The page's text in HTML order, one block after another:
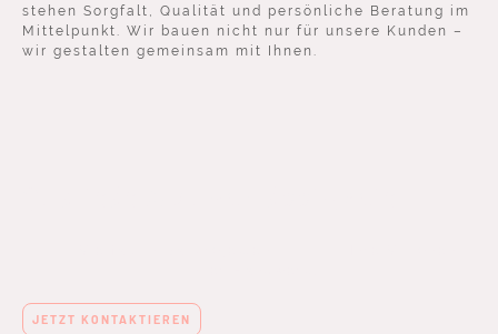
stehen Sorgfalt, Qualität und persönliche Beratung im
Mittelpunkt. Wir bauen nicht nur für unsere Kunden –
wir gestalten gemeinsam mit Ihnen.
JETZT KONTAKTIEREN